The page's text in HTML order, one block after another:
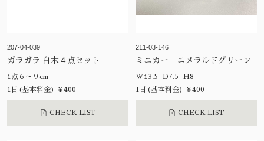
207-04-039
ガラガラ 白木４点セット
1点６～９cm
1日(基本料金) ¥400
CHECK LIST
211-03-146
ミニカー エメラルドグリーン
W13.5 D7.5 H8
1日(基本料金) ¥400
CHECK LIST